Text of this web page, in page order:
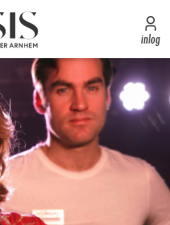
inlog